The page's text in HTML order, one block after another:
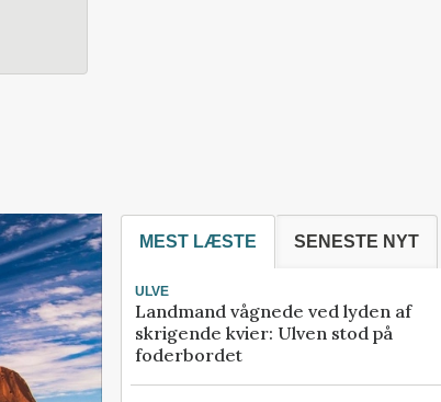
MEST LÆSTE SENESTE NYT
ULVE
Landmand vågnede ved lyden af
skrigende kvier: Ulven stod på
foderbordet